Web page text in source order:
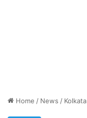
Home / News / Kolkata